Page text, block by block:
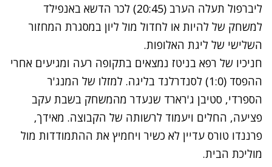
ליברפול תעלה הערב (20:45) לכר הדשא באנפילד
למשחק של להיות או לחדול מול ליון במסגרת המחזור
השלישי של ליגת האלופות.
חניכיו של רפא בניטז נמצאים בתקופה רעה ומגיעים אחרי
ההפסד (1:0) לסנדרלנד בליגה. למזלו של המנג'ר
הספרדי, סטיבן ג'רארד שנעדר מהמשחק בשבת עקב
פציעה, החלים ויעמוד לרשותה של הקבוצה. מאידך,
פרננדו טורס עדיין לא כשיר ויחמיץ את ההתמודדות מול
מוליכת הבית.